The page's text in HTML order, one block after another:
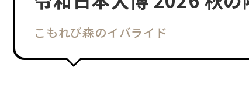
こもれび森のイバライド